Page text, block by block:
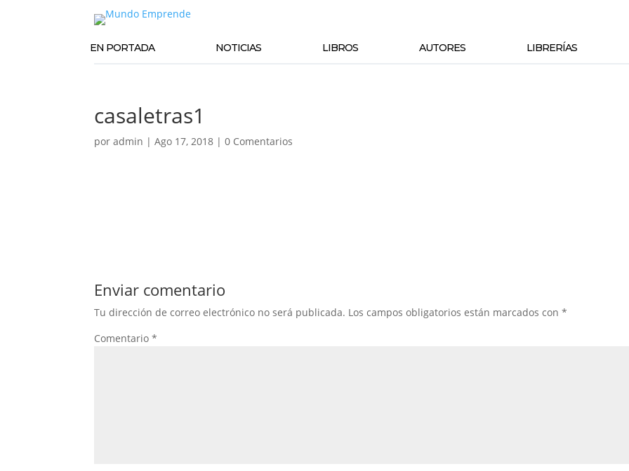
EN PORTADA NOTICIAS LIBROS AUTORES LIBRERÍAS
casaletras1
poradmin |Ago 17, 2018 |0 Comentarios
Enviar comentario
Tu dirección de correo electrónico no será publicada. Los campos obligatorios están marcados con*
Comentario*